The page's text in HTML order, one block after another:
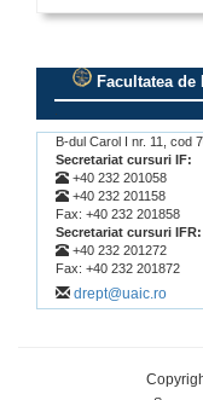
Facultatea de
B-dul Carol I nr. 11, cod
Secretariat cursuri IF:
+40 232 201058
+40 232 201158
Fax: +40 232 201858
Secretariat cursuri IFR:
+40 232 201272
Fax: +40 232 201872
drept@uaic.ro